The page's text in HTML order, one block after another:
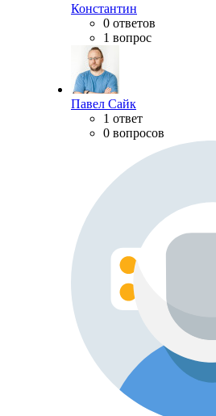
Константин
0 ответов
1 вопрос
Павел Сайк
1 ответ
0 вопросов